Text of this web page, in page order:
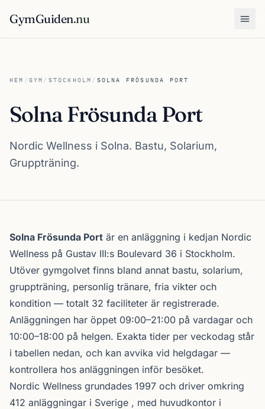
GymGuiden.nu
HEM / GYM / STOCKHOLM / SOLNA FRÖSUNDA PORT
Solna Frösunda Port
Nordic Wellness i Solna. Bastu, Solarium,
Gruppträning.
Om Solna Frösunda Port
Solna Frösunda Port är en anläggning i kedjan Nordic
Wellness på Gustav III:s Boulevard 36 i Stockholm.
Utöver gymgolvet finns bland annat bastu, solarium,
gruppträning, personlig tränare, fria vikter och
kondition — totalt 32 faciliteter är registrerade.
Anläggningen har öppet 09:00–21:00 på vardagar och
10:00–18:00 på helgen. Exakta tider per veckodag står
i tabellen nedan, och kan avvika vid helgdagar —
kontrollera hos anläggningen inför besöket.
Nordic Wellness grundades 1997 och driver omkring
412 anläggningar i Sverige , med huvudkontor i